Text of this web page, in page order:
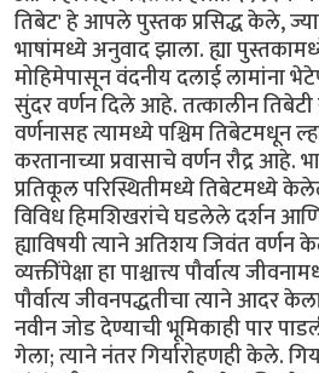
तिबेट' हे आपले पुस्तक प्रसिद्ध केले,
भाषांमध्ये अनुवाद झाला. ह्या
मोहिमेपासून वंदनीय दलाई लामांना
सुंदर वर्णन दिले आहे. तत्कालीन
वर्णनासह त्यामध्ये पश्चिम तिबेटमधून
करतानाच्या प्रवासाचे वर्णन रौद्र
प्रतिकूल परिस्थितीमध्ये तिबेटमध्ये
विविध हिमशिखरांचे घडलेले दर्शन आणि
ह्याविषयी त्याने अतिशय जिवंत वर्णन
व्यक्तींपेक्षा हा पाश्चात्त्य पौर्वात्य
पौर्वात्य जीवनपद्धतीचा त्याने आदर
नवीन जोड देण्याची भूमिकाही पार
गेला; त्याने नंतर गिर्यारोहणही केले.